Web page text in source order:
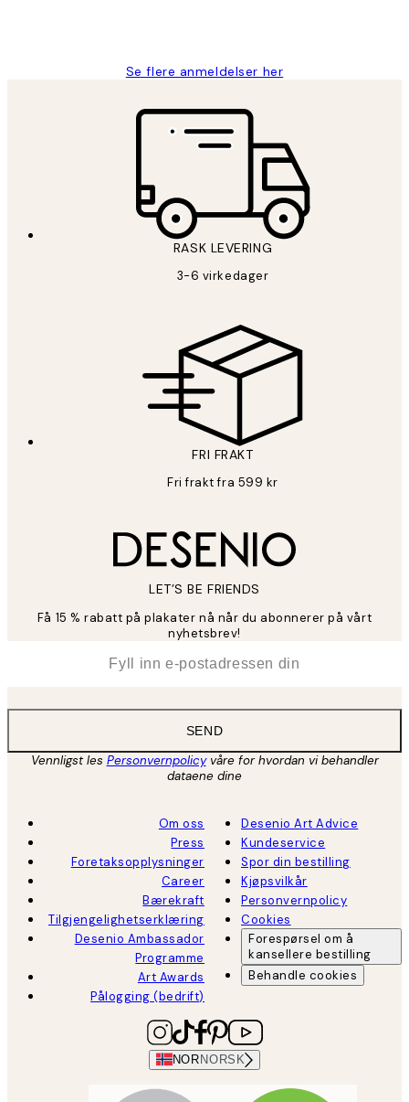
Se flere anmeldelser her
RASK LEVERING
3-6 virkedager
FRI FRAKT
Fri frakt fra 599 kr
LET’S BE FRIENDS
Få 15 % rabatt på plakater nå når du abonnerer på vårt
nyhetsbrev!
SEND
Vennligst les Personvernpolicyvåre for hvordan vi behandler
dataene dine
Om oss
Press
Foretaksopplysninger
Career
Bærekraft
Tilgjengelighetserklæring
Desenio Ambassador
Programme
Art Awards
Pålogging (bedrift)
Desenio Art Advice
Kundeservice
Spor din bestilling
Kjøpsvilkår
Personvernpolicy
Cookies
Forespørsel om å
kansellere bestilling
Behandle cookies
NOR NORSK